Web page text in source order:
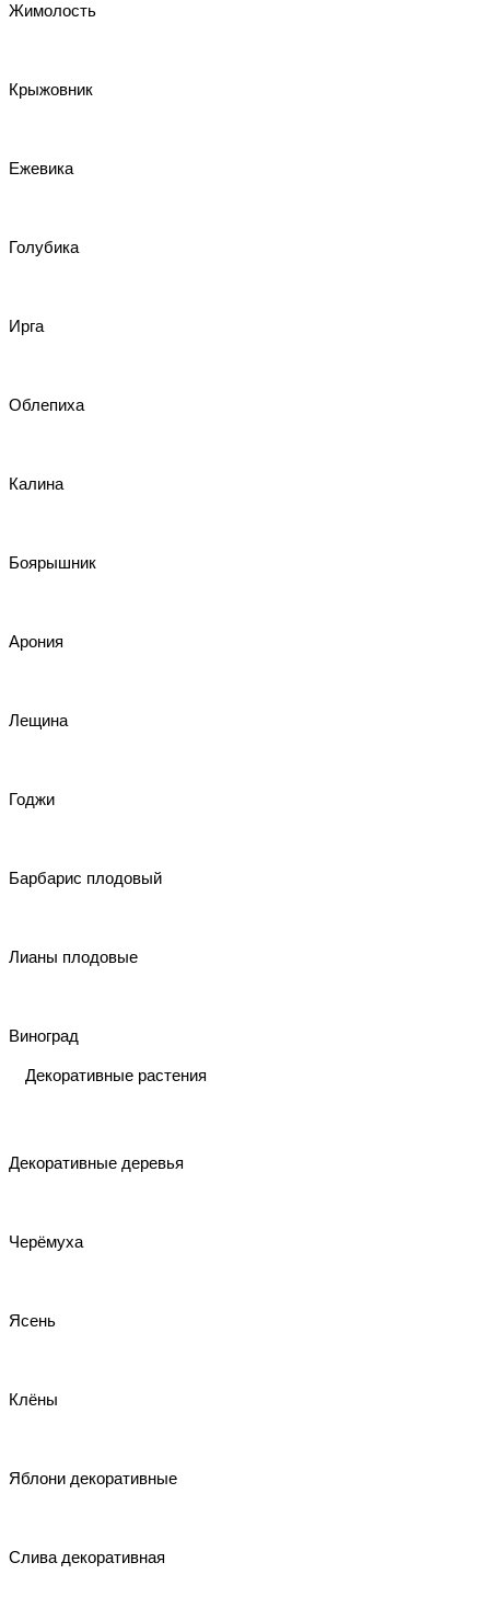
Жимолость
Крыжовник
Ежевика
Голубика
Ирга
Облепиха
Калина
Боярышник
Арония
Лещина
Годжи
Барбарис плодовый
Лианы плодовые
Виноград
Декоративные растения
Декоративные деревья
Черёмуха
Ясень
Клёны
Яблони декоративные
Слива декоративная